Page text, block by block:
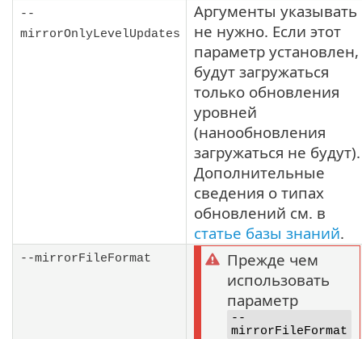
--
mirrorOnlyLevelUpdates
Аргументы указывать
не нужно. Если этот
параметр установлен,
будут загружаться
только обновления
уровней
(нанообновления
загружаться не будут).
Дополнительные
сведения о типах
обновлений см. в
статье базы знаний.
--mirrorFileFormat
Прежде чем
использовать
параметр
--
mirrorFileFormat